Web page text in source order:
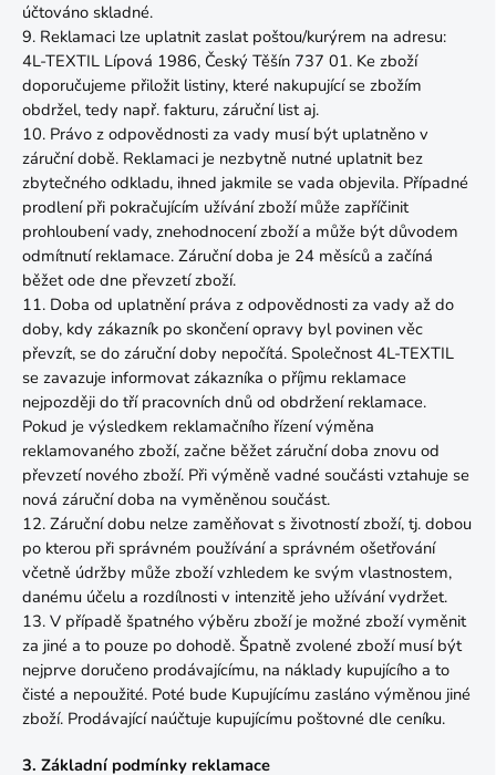
účtováno skladné.
9. Reklamaci lze uplatnit zaslat poštou/kurýrem na adresu:
4L-TEXTIL Lípová 1986, Český Těšín 737 01. Ke zboží
doporučujeme přiložit listiny, které nakupující se zbožím
obdržel, tedy např. fakturu, záruční list aj.
10. Právo z odpovědnosti za vady musí být uplatněno v
záruční době. Reklamaci je nezbytně nutné uplatnit bez
zbytečného odkladu, ihned jakmile se vada objevila. Případné
prodlení při pokračujícím užívání zboží může zapříčinit
prohloubení vady, znehodnocení zboží a může být důvodem
odmítnutí reklamace. Záruční doba je 24 měsíců a začíná
běžet ode dne převzetí zboží.
11. Doba od uplatnění práva z odpovědnosti za vady až do
doby, kdy zákazník po skončení opravy byl povinen věc
převzít, se do záruční doby nepočítá. Společnost 4L-TEXTIL
se zavazuje informovat zákazníka o příjmu reklamace
nejpozději do tří pracovních dnů od obdržení reklamace.
Pokud je výsledkem reklamačního řízení výměna
reklamovaného zboží, začne běžet záruční doba znovu od
převzetí nového zboží. Při výměně vadné součásti vztahuje se
nová záruční doba na vyměněnou součást.
12. Záruční dobu nelze zaměňovat s životností zboží, tj. dobou
po kterou při správném používání a správném ošetřování
včetně údržby může zboží vzhledem ke svým vlastnostem,
danému účelu a rozdílnosti v intenzitě jeho užívání vydržet.
13. V případě špatného výběru zboží je možné zboží vyměnit
za jiné a to pouze po dohodě. Špatně zvolené zboží musí být
nejprve doručeno prodávajícímu, na náklady kupujícího a to
čisté a nepoužité. Poté bude Kupujícímu zasláno výměnou jiné
zboží. Prodávající naúčtuje kupujícímu poštovné dle ceníku.
3. Základní podmínky reklamace